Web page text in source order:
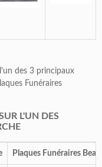
des 3 principaux
Funéraires
L'UN DES
Plaques Funéraires